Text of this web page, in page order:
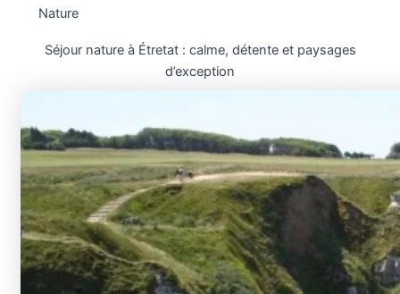
Nature
Séjour nature à Étretat : calme, détente et paysages
d’exception